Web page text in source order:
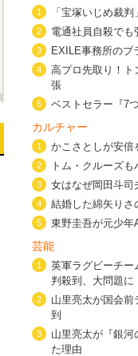
1 「宝塚いじめ裁
2 電通社員自殺で
3 EXILE事務所のブ
4
高プロ先取り！ト
張
5 ベストセラー『7
カルチャー
1 かこさとしが安倍
2 トム・クルーズ
3 女はなぜ岡田斗司
4 結婚した綿矢りさ
5 東野圭吾が元少年
芸能
1
英軍ラグビーチー
判殺到、大問題に
2
山里亮太が国会
到
3
山里亮太が『銀河
た理由